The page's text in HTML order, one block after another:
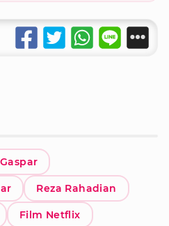
Reza Rahadian
Film Netflix